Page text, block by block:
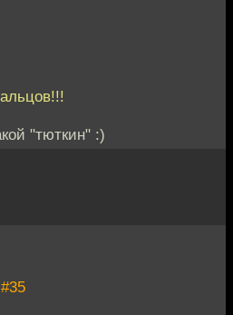
"тюткин" :)
#35